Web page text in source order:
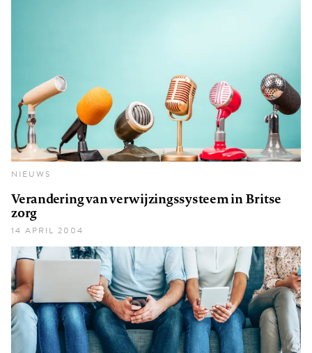
NIEUWS
Verandering van verwijzingssysteem in Britse
zorg
14 APRIL 2004